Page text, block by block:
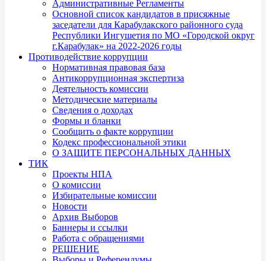
Административные Регламенты
Основной список кандидатов в присяжные
заседатели для Карабулакского районного суда
Республики Ингушетия по МО «Городской округ
г.Карабулак» на 2022-2026 годы
Противодействие коррупции
Нормативная правовая база
Антикоррупционная экспертиза
Деятельность комиссии
Методические материалы
Сведения о доходах
Формы и бланки
Сообщить о факте коррупции
Кодекс профессиональной этики
О ЗАЩИТЕ ПЕРСОНАЛЬНЫХ ДАННЫХ
ТИК
Проекты НПА
О комиссии
Избирательные комиссии
Новости
Архив Выборов
Баннеры и ссылки
Работа с обращениями
РЕШЕНИЕ